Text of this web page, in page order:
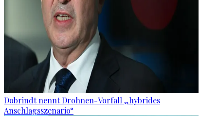
Dobrindt nennt Drohnen-Vorfall „hybrides
Anschlagsszenario“